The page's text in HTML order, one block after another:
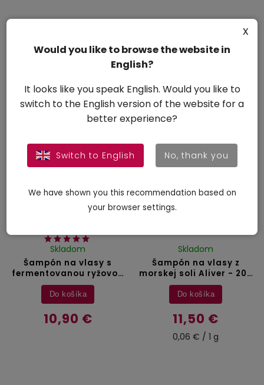
Šampón na vlasy Aliver
3v1 - rozmarínový +
ricínový + batana olej -
13,90 €
Šampón na vlasy Aliver
3v1 - rozmarínový +
tekvicový + mätový olej -
13,90 €
VÝPREDAJ
Šampón na vlasy s
fermentovanou ryžovou
vodou Sefudun - 300 ml
Skladom
10,90 €
Do košíka
Šampón na vlasy z
morskej soli Aliver - 200
g
Skladom
11,50 €
0,06 € / 1 g
Do košíka
Would you like to browse the website in
English?
x
It looks like you speak English. Would you like to
switch to the English version of the website for a
better experience?
Switch to English No, thank you
We have shown you this recommendation based on
your browser settings.